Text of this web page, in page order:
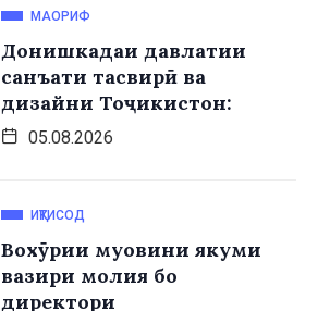
МАОРИФ
Донишкадаи давлатии
санъати тасвирӣ ва
дизайни Тоҷикистон:
05.08.2026
ИҚТИСОД
Вохӯрии муовини якуми
вазири молия бо
директори